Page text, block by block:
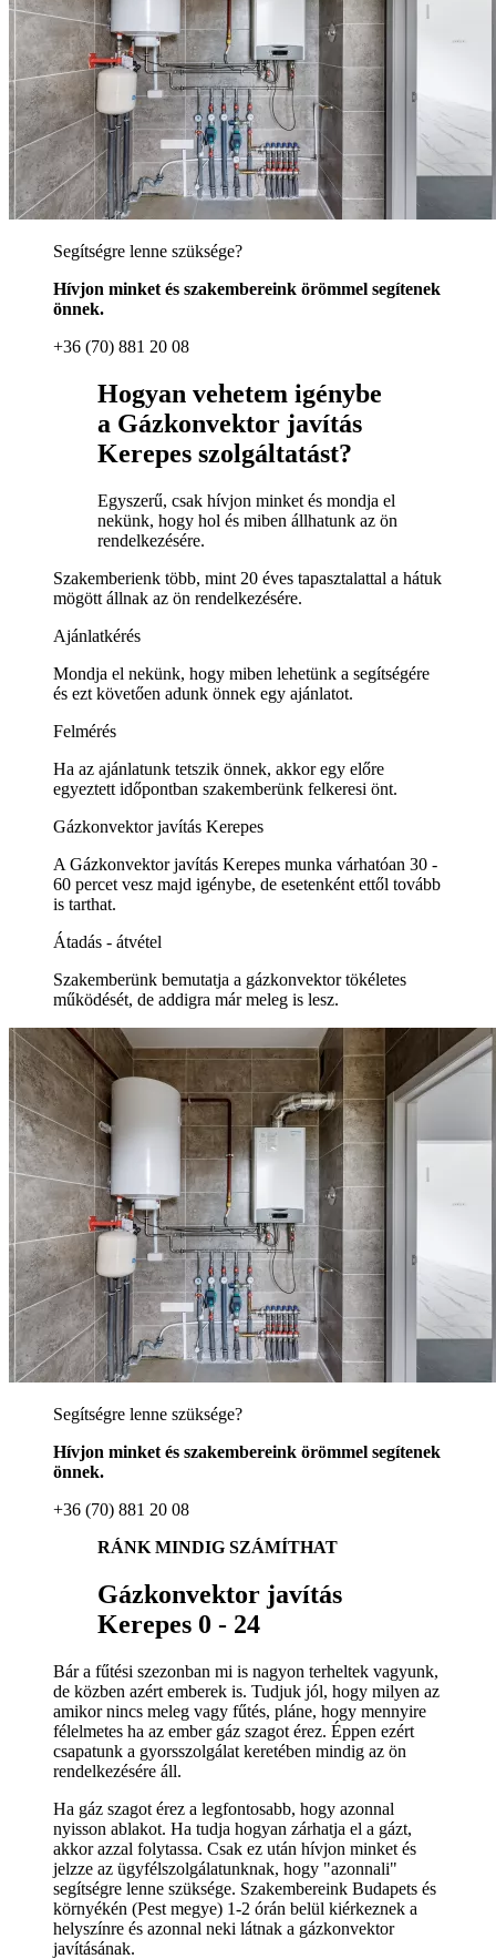
Segítségre lenne szüksége?
Hívjon minket és szakembereink örömmel segítenek
önnek.
+36 (70) 881 20 08
Hogyan vehetem igénybe
a Gázkonvektor javítás
Kerepes szolgáltatást?
Egyszerű, csak hívjon minket és mondja el
nekünk, hogy hol és miben állhatunk az ön
rendelkezésére.
Szakemberienk több, mint 20 éves tapasztalattal a hátuk
mögött állnak az ön rendelkezésére.
Ajánlatkérés
Mondja el nekünk, hogy miben lehetünk a segítségére
és ezt követően adunk önnek egy ajánlatot.
Felmérés
Ha az ajánlatunk tetszik önnek, akkor egy előre
egyeztett időpontban szakemberünk felkeresi önt.
Gázkonvektor javítás Kerepes
A Gázkonvektor javítás Kerepes munka várhatóan 30 -
60 percet vesz majd igénybe, de esetenként ettől tovább
is tarthat.
Átadás - átvétel
Szakemberünk bemutatja a gázkonvektor tökéletes
működését, de addigra már meleg is lesz.
Segítségre lenne szüksége?
Hívjon minket és szakembereink örömmel segítenek
önnek.
+36 (70) 881 20 08
RÁNK MINDIG SZÁMÍTHAT
Gázkonvektor javítás
Kerepes 0 - 24
Bár a fűtési szezonban mi is nagyon terheltek vagyunk,
de közben azért emberek is. Tudjuk jól, hogy milyen az
amikor nincs meleg vagy fűtés, pláne, hogy mennyire
félelmetes ha az ember gáz szagot érez. Éppen ezért
csapatunk a gyorsszolgálat keretében mindig az ön
rendelkezésére áll.
Ha gáz szagot érez a legfontosabb, hogy azonnal
nyisson ablakot. Ha tudja hogyan zárhatja el a gázt,
akkor azzal folytassa. Csak ez után hívjon minket és
jelzze az ügyfélszolgálatunknak, hogy "azonnali"
segítségre lenne szüksége. Szakembereink Budapets és
környékén (Pest megye) 1-2 órán belül kiérkeznek a
helyszínre és azonnal neki látnak a gázkonvektor
javításának.